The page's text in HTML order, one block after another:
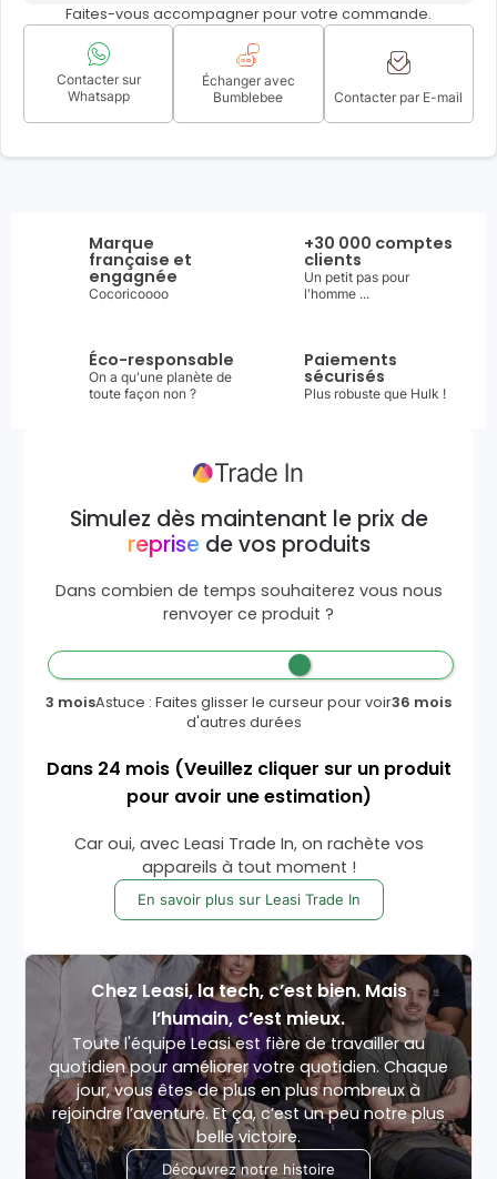
Faites-vous accompagner pour votre commande.
Contacter sur
Whatsapp
Échanger avec
Bumblebee
Contacter par E-mail
Marque
française et
engagnée
Cocoricoooo
+30 000 comptes
clients
Un petit pas pour
l'homme ...
Éco-responsable
On a qu'une planète de
toute façon non ?
Paiements
sécurisés
Plus robuste que Hulk !
Simulez dès maintenant le prix de
reprisede vos produits
Dans combien de temps souhaiterez vous nous
renvoyer ce produit ?
3 moisAstuce : Faites glisser le curseur pour voir
d'autres durées
36 mois
Dans 24 mois (Veuillez cliquer sur un produit
pour avoir une estimation)
Car oui, avec Leasi Trade In, on rachète vos
appareils à tout moment !
En savoir plus sur Leasi Trade In
Chez Leasi, la tech, c’est bien. Mais
l’humain, c’est mieux.
Toute l'équipe Leasi est fière de travailler au
quotidien pour améliorer votre quotidien. Chaque
jour, vous êtes de plus en plus nombreux à
rejoindre l’aventure. Et ça, c’est un peu notre plus
belle victoire.
Découvrez notre histoire